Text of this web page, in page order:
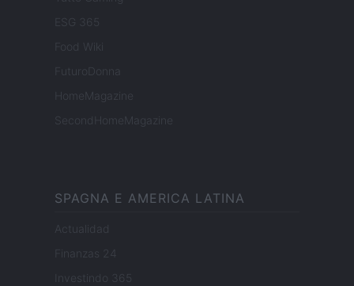
ESG 365
Food Wiki
FuturoDonna
HomeMagazine
SecondHomeMagazine
SPAGNA E AMERICA LATINA
Actualidad
Finanzas 24
Investindo 365